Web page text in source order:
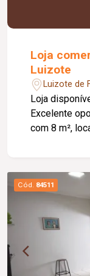
Loja
Luizote
Luizote de
Loja
Excelente
com 8 m²,
instalada,
economia
busca iniciar
custo e ótima
venha
Cód. 84511